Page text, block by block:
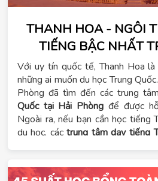
THANH HOA - NGÔI
TIẾNG BẬC NHẤT
Với uy tín quốc tế, Thanh Hoa
những ai muốn du học Trung
Phòng đã tìm đến các trung tâm
Quốc tại Hải Phòng để được
Ngoài ra, nếu bạn cần học tiếng
du học, các trung tâm dạy tiếng